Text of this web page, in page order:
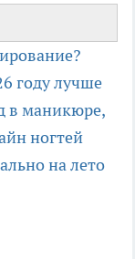
году лучше
в маникюре,
ногтей
на лето